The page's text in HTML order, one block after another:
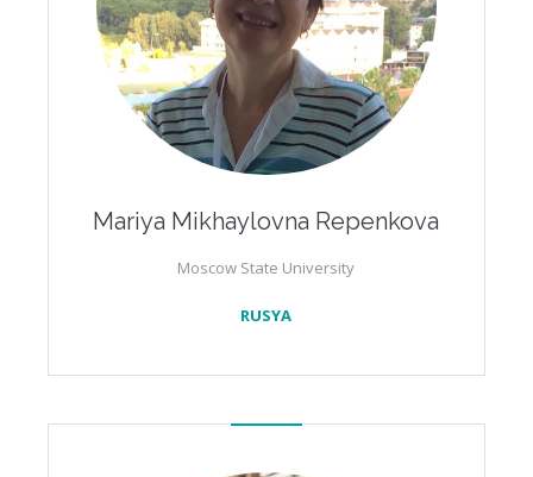
Mariya Mikhaylovna Repenkova
Moscow State University
RUSYA